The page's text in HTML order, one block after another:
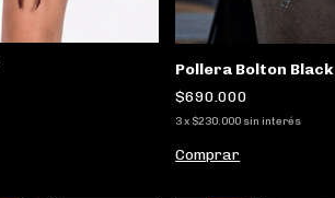
Pollera Bolton Black
$690.000
3x $230.000 sin interés
Comprar